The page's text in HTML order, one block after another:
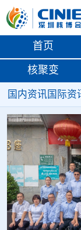
首页
核聚变
国内资讯 国际资